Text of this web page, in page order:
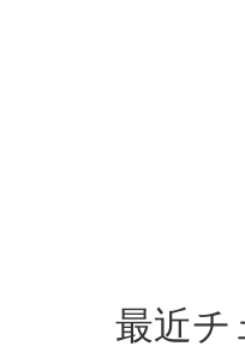
最近チ